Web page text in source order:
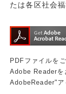
たは各区社会
PDFファイルを
Adobe Readerを
AdobeReader"ア